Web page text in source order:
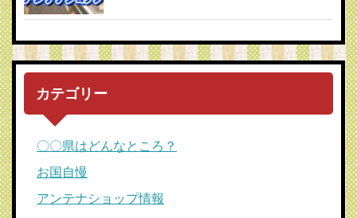
カテゴリー
〇〇県はどんなところ？
お国自慢
アンテナショップ情報